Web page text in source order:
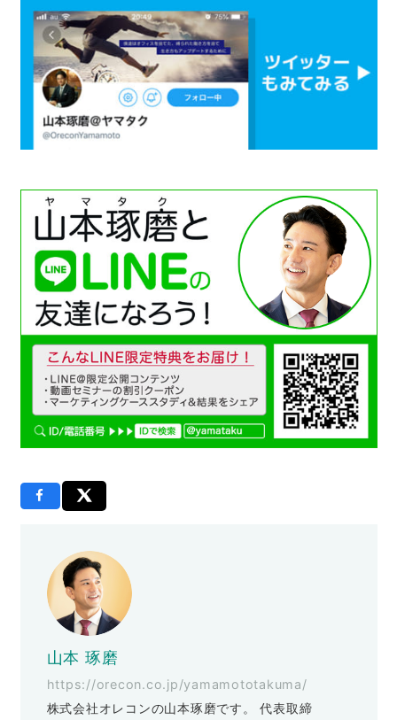
山本 琢磨
https://orecon.co.jp/yamamototakuma/
株式会社オレコンの山本琢磨です。 代表取締